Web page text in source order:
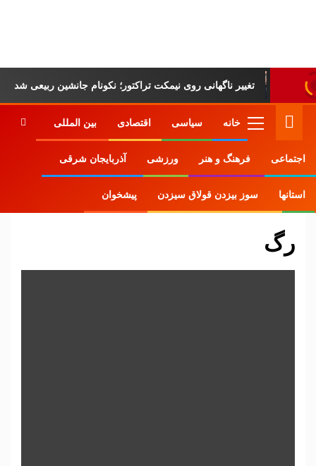
تغییر ناگهانی روی نیمکت تراکتور؛ نکونام جانشین ربیعی شد
خانه سیاسی اقتصادی بین المللی
اجتماعی فرهنگ و هنر ورزشی آذربایجان شرقی
استانها سوز بیزدن قولاق سیزدن پیشخوان
Home وبلاگ رگ
رگ